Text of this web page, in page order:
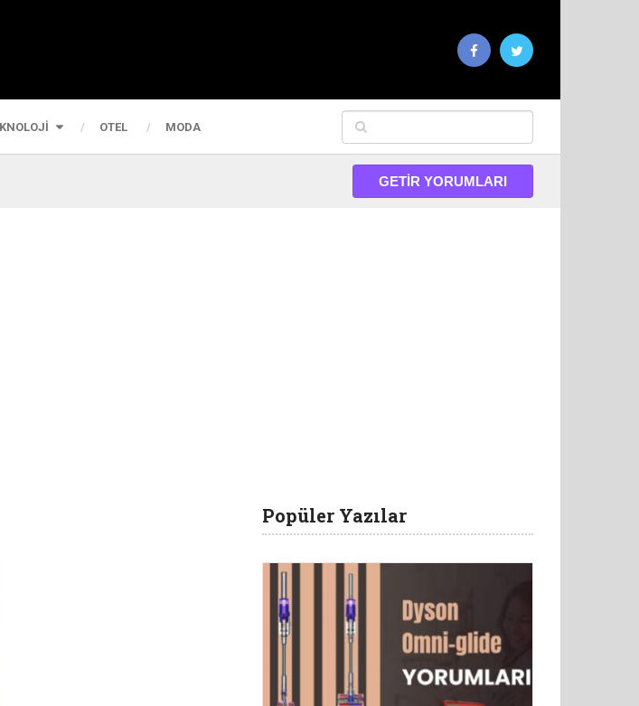
OTEL MODA
GETIR YORUMLARI
Popüler Yazılar